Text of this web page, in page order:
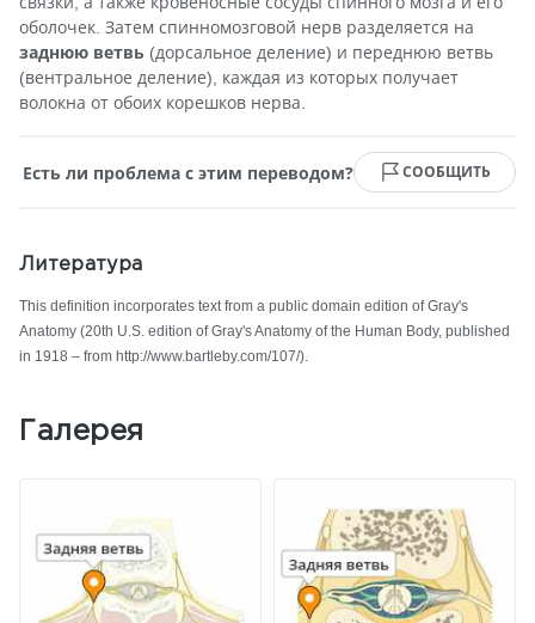
оболочек. Затем спинномозговой нерв разделяется на
заднюю ветвь (дорсальное деление) и переднюю ветвь
(вентральное деление), каждая из которых получает
волокна от обоих корешков нерва.
Есть ли проблема с этим переводом? СООБЩИТЬ
Литература
This definition incorporates text from a public domain edition of Gray's
Anatomy (20th U.S. edition of Gray's Anatomy of the Human Body, published
in 1918 – from http://www.bartleby.com/107/).
Галерея